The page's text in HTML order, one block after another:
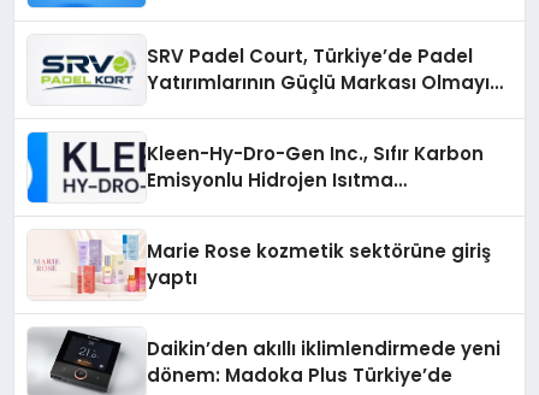
SRV Padel Court, Türkiye’de Padel
Yatırımlarının Güçlü Markası Olmayı
Kleen-Hy-Dro-Gen Inc., Sıfır Karbon
Emisyonlu Hidrojen Isıtma
Marie Rose kozmetik sektörüne giriş
yaptı
Daikin’den akıllı iklimlendirmede yeni
dönem: Madoka Plus Türkiye’de